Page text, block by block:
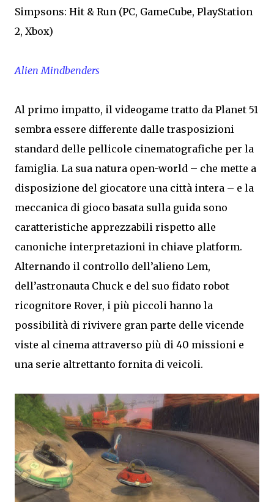
Simpsons: Hit & Run (PC, GameCube, PlayStation
2, Xbox)
Alien Mindbenders
Al primo impatto, il videogame tratto da Planet 51
sembra essere differente dalle trasposizioni
standard delle pellicole cinematografiche per la
famiglia. La sua natura open-world – che mette a
disposizione del giocatore una città intera – e la
meccanica di gioco basata sulla guida sono
caratteristiche apprezzabili rispetto alle
canoniche interpretazioni in chiave platform.
Alternando il controllo dell’alieno Lem,
dell’astronauta Chuck e del suo fidato robot
ricognitore Rover, i più piccoli hanno la
possibilità di rivivere gran parte delle vicende
viste al cinema attraverso più di 40 missioni e
una serie altrettanto fornita di veicoli.